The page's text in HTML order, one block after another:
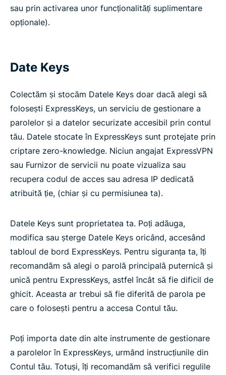
sau prin activarea unor funcționalități suplimentare
opționale).
Date Keys
Colectăm și stocăm Datele Keys doar dacă alegi să
folosești ExpressKeys, un serviciu de gestionare a
parolelor și a datelor securizate accesibil prin contul
tău. Datele stocate în ExpressKeys sunt protejate prin
criptare zero-knowledge. Niciun angajat ExpressVPN
sau Furnizor de servicii nu poate vizualiza sau
recupera codul de acces sau adresa IP dedicată
atribuită ție, (chiar și cu permisiunea ta).
Datele Keys sunt proprietatea ta. Poți adăuga,
modifica sau șterge Datele Keys oricând, accesând
tabloul de bord ExpressKeys. Pentru siguranța ta, îți
recomandăm să alegi o parolă principală puternică și
unică pentru ExpressKeys, astfel încât să fie dificil de
ghicit. Aceasta ar trebui să fie diferită de parola pe
care o folosești pentru a accesa Contul tău.
Poți importa date din alte instrumente de gestionare
a parolelor în ExpressKeys, urmând instrucțiunile din
Contul tău. Totuși, îți recomandăm să verifici regulile